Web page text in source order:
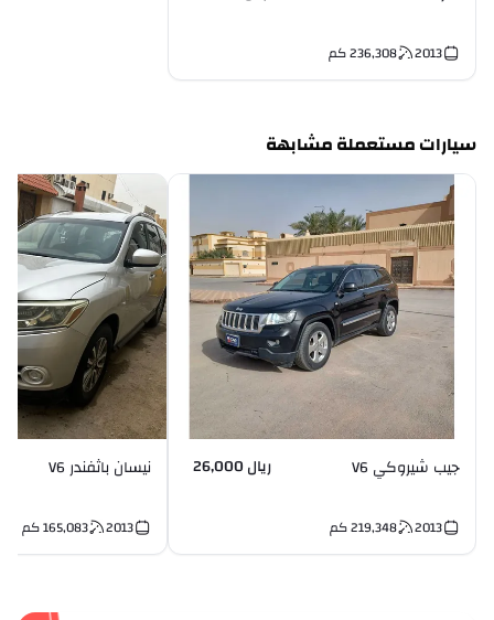
2013
236,308 كم
سيارات مستعملة مشابهة
جيب شيروكي V6 ريال 26,000
2013
219,348 كم
نيسان باثفندر V6
2013
165,083 كم